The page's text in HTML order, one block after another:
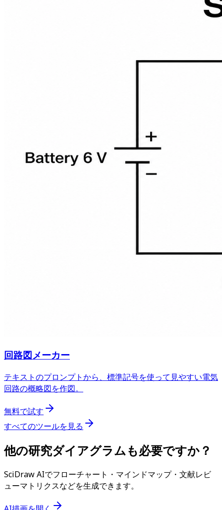
回路図メーカー
テキストのプロンプトから、標準記号を使って見やすい電気
回路の概略図を作図。
無料で試す
すべてのツールを見る
他の研究ダイアグラムも必要ですか？
SciDraw AIでフローチャート・マインドマップ・文献レビ
ューマトリクスなどを生成できます。